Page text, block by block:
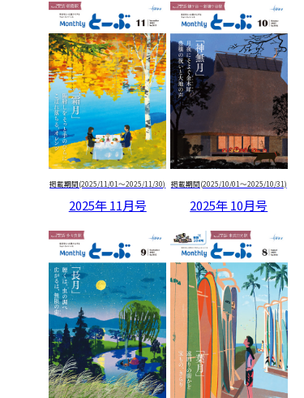
掲載期間(2025/11/01～2025/11/30)
2025年 11月号
掲載期間(2025/10/01～2025/10/31)
2025年 10月号